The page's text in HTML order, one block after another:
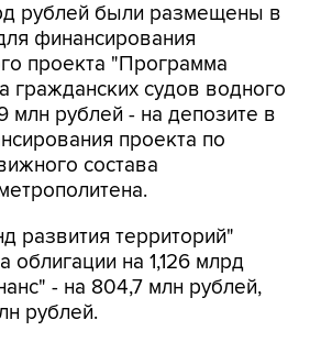
рублей были размещены в
финансирования
проекта "Программа
гражданских судов водного
млн рублей - на депозите в
проекта по
состава
территорий"
облигации на 1,126 млрд
- на 804,7 млн рублей,
рублей.